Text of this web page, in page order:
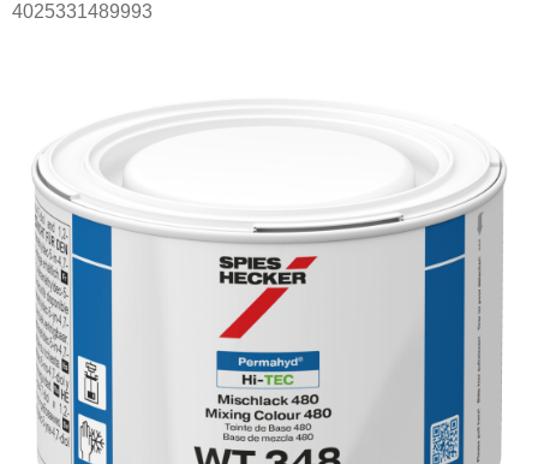
4025331489993